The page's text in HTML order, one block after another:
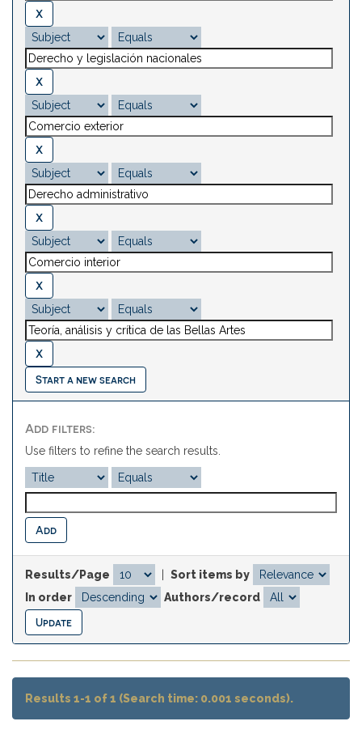
Start a new search
Add filters:
Use filters to refine the search results.
Results/Page
Sort items by
In order
Authors/record
Results 1-1 of 1 (Search time: 0.001 seconds).